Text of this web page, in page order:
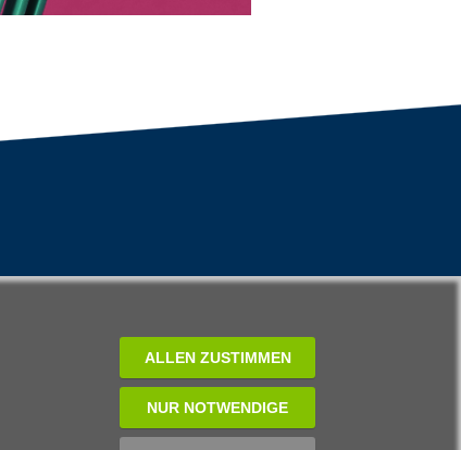
ALLEN ZUSTIMMEN
NUR NOTWENDIGE